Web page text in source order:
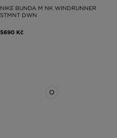
NIKE BUNDA M NK WINDRUNNER
STMNT DWN
5690 Kč